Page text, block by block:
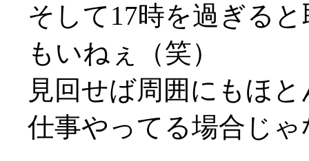
そして17時を過ぎる
もいねぇ（笑）
見回せば周囲にもほ
仕事やってる場合じ